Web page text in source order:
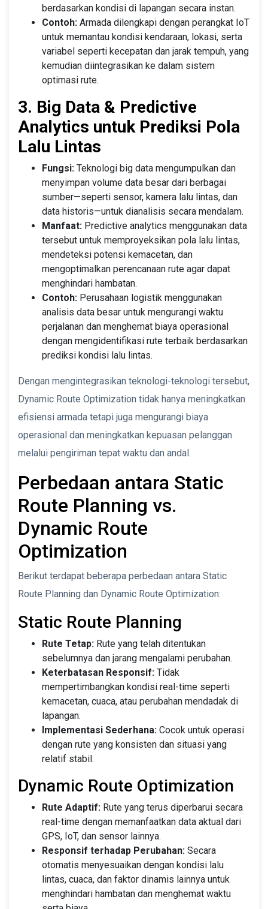
berdasarkan kondisi di lapangan secara instan.
Contoh: Armada dilengkapi dengan perangkat IoT
untuk memantau kondisi kendaraan, lokasi, serta
variabel seperti kecepatan dan jarak tempuh, yang
kemudian diintegrasikan ke dalam sistem
optimasi rute.
3. Big Data & Predictive
Analytics untuk Prediksi Pola
Lalu Lintas
Fungsi: Teknologi big data mengumpulkan dan
menyimpan volume data besar dari berbagai
sumber—seperti sensor, kamera lalu lintas, dan
data historis—untuk dianalisis secara mendalam.
Manfaat: Predictive analytics menggunakan data
tersebut untuk memproyeksikan pola lalu lintas,
mendeteksi potensi kemacetan, dan
mengoptimalkan perencanaan rute agar dapat
menghindari hambatan.
Contoh: Perusahaan logistik menggunakan
analisis data besar untuk mengurangi waktu
perjalanan dan menghemat biaya operasional
dengan mengidentifikasi rute terbaik berdasarkan
prediksi kondisi lalu lintas.
Dengan mengintegrasikan teknologi-teknologi tersebut,
Dynamic Route Optimization tidak hanya meningkatkan
efisiensi armada tetapi juga mengurangi biaya
operasional dan meningkatkan kepuasan pelanggan
melalui pengiriman tepat waktu dan andal.
Perbedaan antara Static
Route Planning vs.
Dynamic Route
Optimization
Berikut terdapat beberapa perbedaan antara Static
Route Planning dan Dynamic Route Optimization:
Static Route Planning
Rute Tetap: Rute yang telah ditentukan
sebelumnya dan jarang mengalami perubahan.
Keterbatasan Responsif: Tidak
mempertimbangkan kondisi real-time seperti
kemacetan, cuaca, atau perubahan mendadak di
lapangan.
Implementasi Sederhana: Cocok untuk operasi
dengan rute yang konsisten dan situasi yang
relatif stabil.
Dynamic Route Optimization
Rute Adaptif: Rute yang terus diperbarui secara
real-time dengan memanfaatkan data aktual dari
GPS, IoT, dan sensor lainnya.
Responsif terhadap Perubahan: Secara
otomatis menyesuaikan dengan kondisi lalu
lintas, cuaca, dan faktor dinamis lainnya untuk
menghindari hambatan dan menghemat waktu